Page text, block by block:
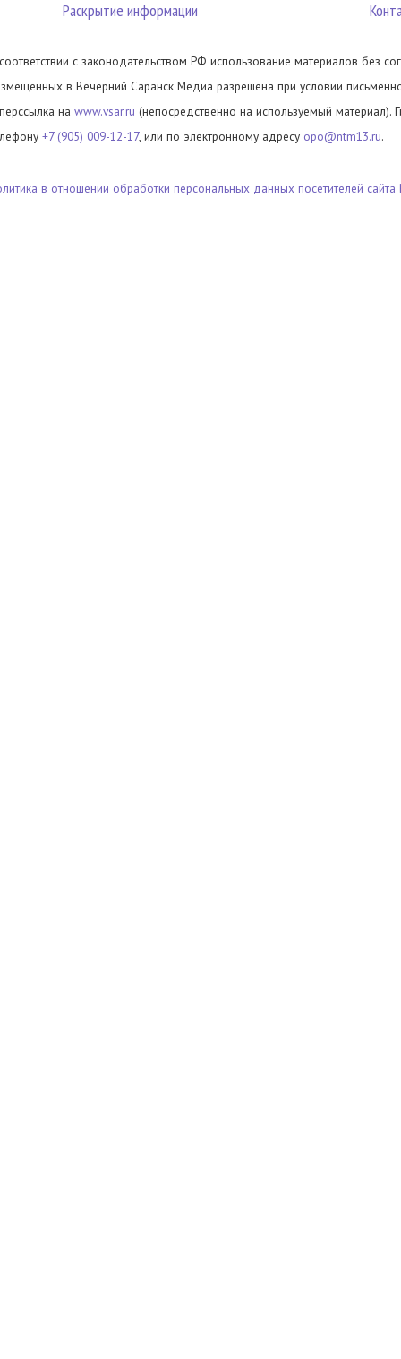
Раскрытие информации
с законодательством РФ использование материалов без
в Вечерний Саранск Медиа разрешена при условии
на www.vsar.ru (непосредственно на используемый материал).
+7 (905) 009-12-17, или по электронному адресу opo@ntm13.ru.
в отношении обработки персональных данных посетителей